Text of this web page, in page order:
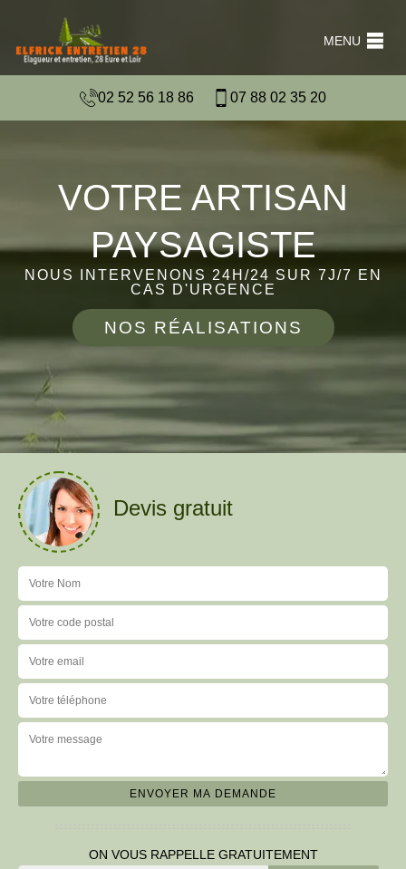
MENU
02 52 56 18 86 07 88 02 35 20
VOTRE ARTISAN
PAYSAGISTE
NOUS INTERVENONS 24H/24 SUR 7J/7 EN
CAS D'URGENCE
NOS RÉALISATIONS
Devis gratuit
ON VOUS RAPPELLE GRATUITEMENT